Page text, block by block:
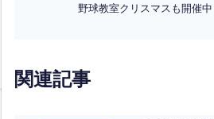
野球教室クリスマスも開催中
関連記事